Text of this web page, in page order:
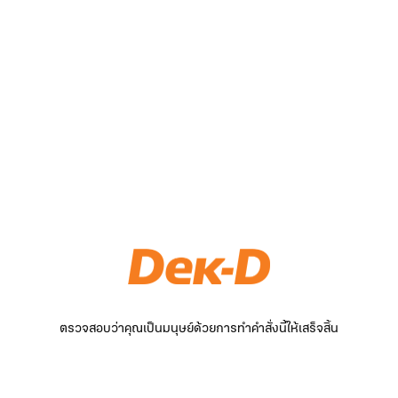
ตรวจสอบว่าคุณเป็นมนุษย์ด้วยการทำคำสั่งนี้ให้เสร็จสิ้น